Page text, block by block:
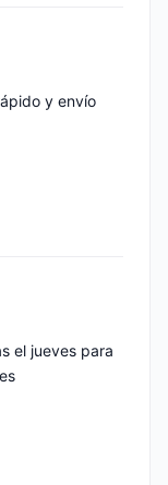
y envío
el jueves para